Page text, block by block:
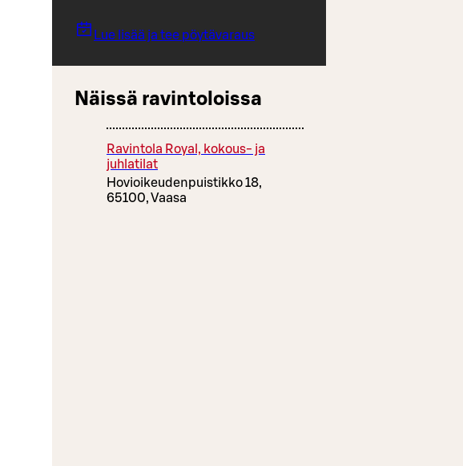
Lue lisää ja tee pöytävaraus
Näissä ravintoloissa
Ravintola Royal, kokous- ja
juhlatilat
Hovioikeudenpuistikko 18,
65100, Vaasa